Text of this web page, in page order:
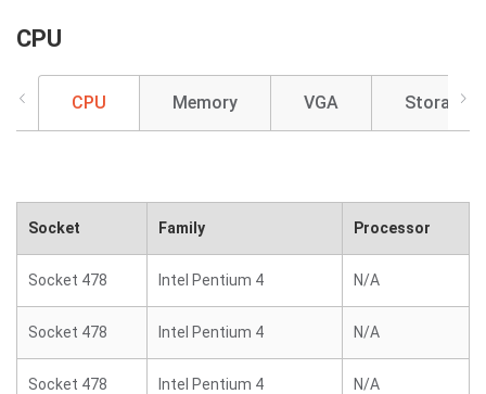
CPU
CPU Memory VGA Storage
Socket Family Processor
Socket 478 Intel Pentium 4 N/A
Socket 478 Intel Pentium 4 N/A
Socket 478 Intel Pentium 4 N/A